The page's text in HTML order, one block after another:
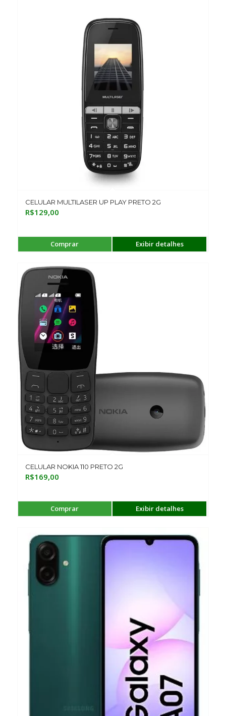
CELULAR MULTILASER UP PLAY PRETO 2G
R$129,00
Comprar Exibir detalhes
CELULAR NOKIA 110 PRETO 2G
R$169,00
Comprar Exibir detalhes